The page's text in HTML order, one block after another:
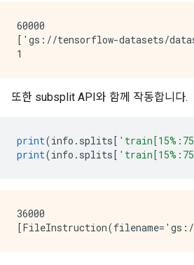
60000
['gs://tensorflow-datasets/
또한 subsplit API와 함께 작동합니다.
print(info . splits [
print(info . splits [
36000